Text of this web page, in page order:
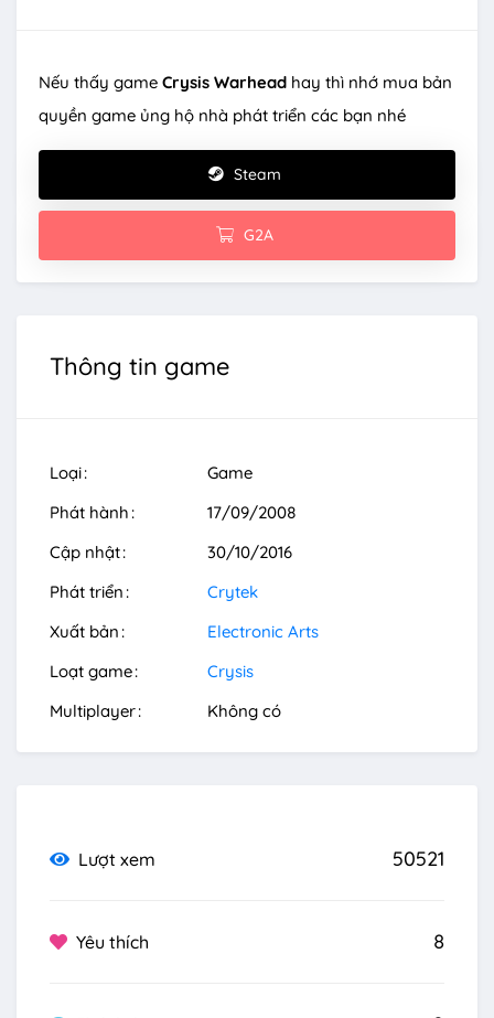
Nếu thấy game Crysis Warhead hay thì nhớ mua bản
quyền game ủng hộ nhà phát triển các bạn nhé
Steam
G2A
Thông tin game
Loại
Game
Phát hành
17/09/2008
Cập nhật
30/10/2016
Phát triển
Crytek
Xuất bản
Electronic Arts
Loạt game
Crysis
Multiplayer
Không có
Lượt xem 50521
Yêu thích 8